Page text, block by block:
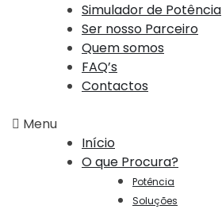
Simulador de Potência
Ser nosso Parceiro
Quem somos
FAQ’s
Contactos
Menu
Início
O que Procura?
Potência
Soluções